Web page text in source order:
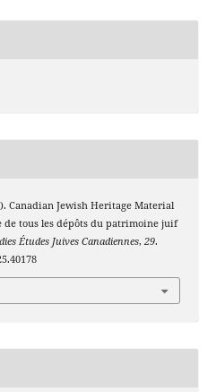
Canadian Jewish Heritage Material
de tous les dépôts du patrimoine juif
Études Juives Canadiennes, 29.